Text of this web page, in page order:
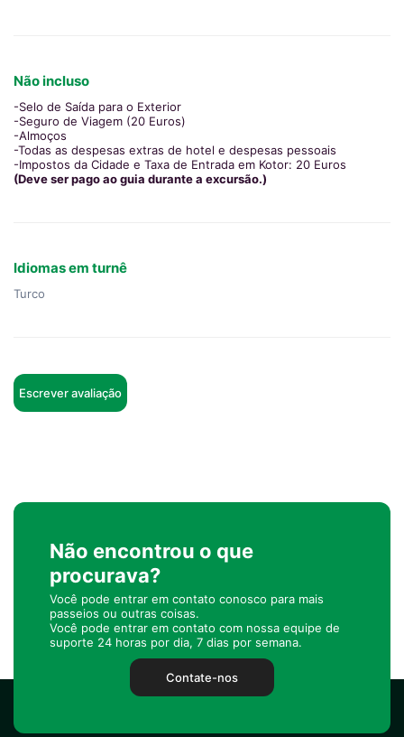
Não incluso
-Selo de Saída para o Exterior
-Seguro de Viagem (20 Euros)
-Almoços
-Todas as despesas extras de hotel e despesas pessoais
-Impostos da Cidade e Taxa de Entrada em Kotor: 20 Euros
(Deve ser pago ao guia durante a excursão.)
Idiomas em turnê
Turco
Escrever avaliação
Não encontrou o que
procurava?
Você pode entrar em contato conosco para mais
passeios ou outras coisas.
Você pode entrar em contato com nossa equipe de
suporte 24 horas por dia, 7 dias por semana.
Contate-nos